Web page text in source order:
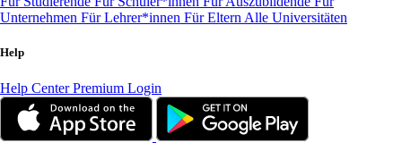
Unternehmen Für Lehrer*innen Für Eltern Alle Universitäten
Help
Help CenterPremium Login